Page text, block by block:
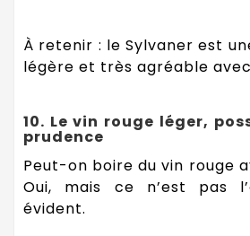
À retenir : le Sylvaner est
légère et très agréable
10. Le vin rouge léger,
prudence
Peut-on boire du vin rouge
Oui, mais ce n’est pas
évident.